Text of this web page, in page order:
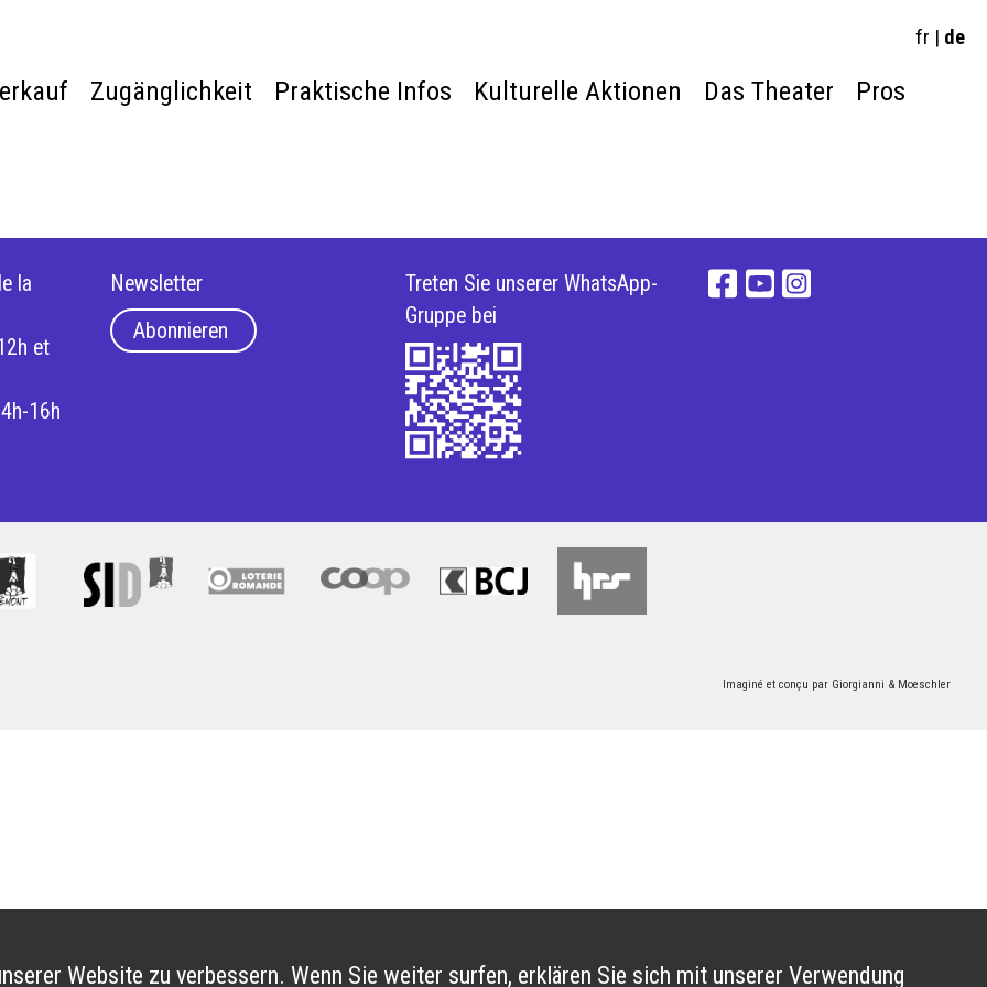
fr | de
Zugänglichkeit Praktische Infos Kulturelle Aktionen Das Theater Pros
la
et
16h
Newsletter
Abonnieren
Treten Sie unserer WhatsApp-
Gruppe bei
Imaginé et conçu par Giorgianni & Moeschler
Website zu verbessern. Wenn Sie weiter surfen, erklären Sie sich mit unserer Verwendung